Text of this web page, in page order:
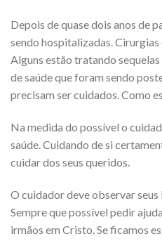
Depois de quase dois anos de
sendo hospitalizadas.
Alguns estão tratando
de saúde que foram sendo
precisam ser cuidados. Como
Na medida do possível o
saúde. Cuidando de si
cuidar dos seus queridos.
O cuidador deve observar
Sempre que possível pedir
irmãos em Cristo. Se ficamos